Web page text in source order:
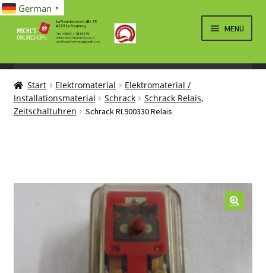
Navigation
Inhalt
MENÜ
SPIELWAREN/BAUSÄTZE
ÖFFNEN
ELEKTRO
LÜFTUNG, HEIZUNG, KLIMA
ÖFFNEN
Start Elektromaterial
Elektromaterial /
Installationsmaterial
Schrack
Schrack Relais,
Zeitschaltuhren
Schrack RL900330 Relais
German ▼